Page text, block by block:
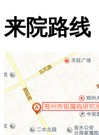
来院路线